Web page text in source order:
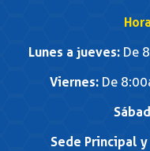
Lunes a jueves: De
Viernes: De
Sede Principal